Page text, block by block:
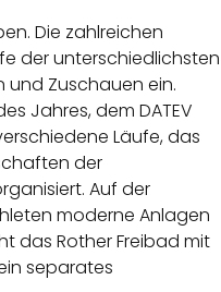
Die zahlreichen
der unterschiedlichsten
und Zuschauen ein.
Jahres, dem DATEV
Läufe, das
der
Auf der
moderne Anlagen
das Rother Freibad mit
separates